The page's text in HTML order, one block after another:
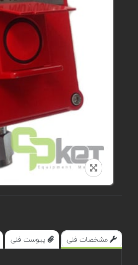
مشخصات فنی پیوست فنی